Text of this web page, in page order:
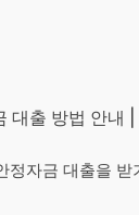
출 방법 안내
자금 대출을